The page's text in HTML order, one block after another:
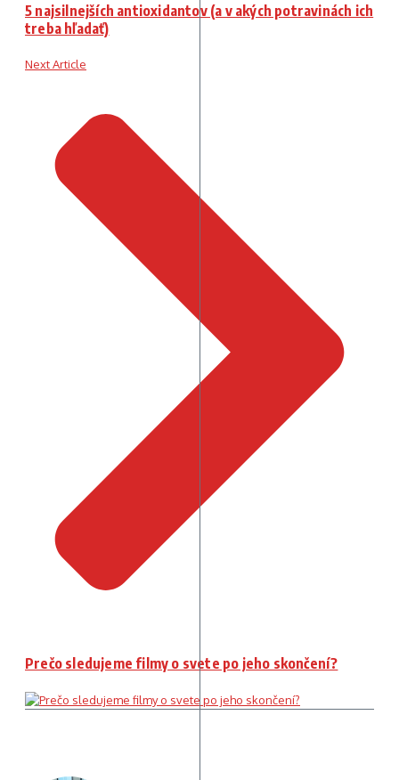
5 najsilnejších antioxidantov (a v akých potravinách ich
treba hľadať)
Next Article
Prečo sledujeme filmy o svete po jeho skončení?